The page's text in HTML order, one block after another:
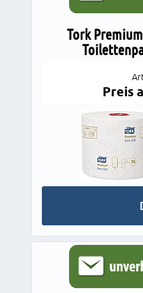
Tork
Preis